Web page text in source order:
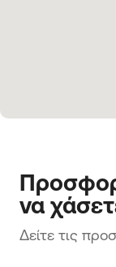
να
Δείτε τις